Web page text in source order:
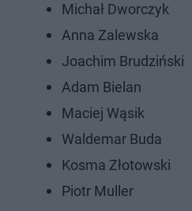
Michał Dworczyk
Anna Zalewska
Joachim Brudziński
Adam Bielan
Maciej Wąsik
Waldemar Buda
Kosma Złotowski
Piotr Muller